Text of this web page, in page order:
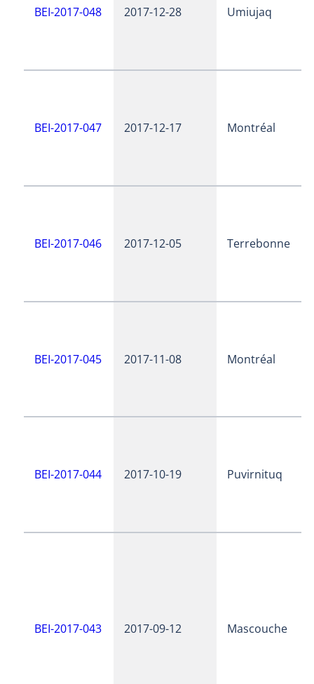
BEI-2017-048 2017-12-28 Umiujaq
BEI-2017-047 2017-12-17 Montréal
BEI-2017-046 2017-12-05 Terrebonne
BEI-2017-045 2017-11-08 Montréal
BEI-2017-044 2017-10-19 Puvirnituq
BEI-2017-043 2017-09-12 Mascouche